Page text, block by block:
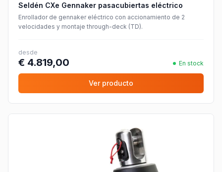
Seldén CXe Gennaker pasacubiertas eléctrico
Enrollador de gennaker eléctrico con accionamiento de 2
velocidades y montaje through-deck (TD).
desde
€ 4.819,00 En stock
Ver producto